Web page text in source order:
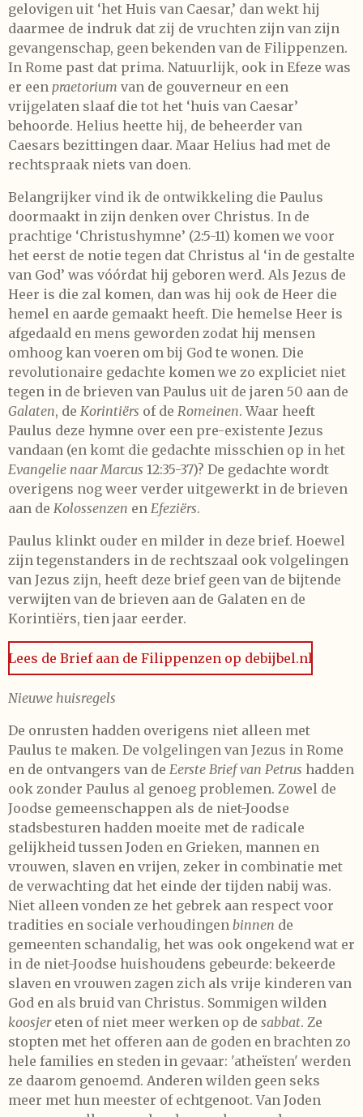
gelovigen uit ‘het Huis van Caesar,’ dan wekt hij
daarmee de indruk dat zij de vruchten zijn van zijn
gevangenschap, geen bekenden van de Filippenzen.
In Rome past dat prima. Natuurlijk, ook in Efeze was
er een praetorium van de gouverneur en een
vrijgelaten slaaf die tot het ‘huis van Caesar’
behoorde. Helius heette hij, de beheerder van
Caesars bezittingen daar. Maar Helius had met de
rechtspraak niets van doen.
Belangrijker vind ik de ontwikkeling die Paulus
doormaakt in zijn denken over Christus. In de
prachtige ‘Christushymne’ (2:5-11) komen we voor
het eerst de notie tegen dat Christus al ‘in de gestalte
van God’ was vóórdat hij geboren werd. Als Jezus de
Heer is die zal komen, dan was hij ook de Heer die
hemel en aarde gemaakt heeft. Die hemelse Heer is
afgedaald en mens geworden zodat hij mensen
omhoog kan voeren om bij God te wonen. Die
revolutionaire gedachte komen we zo expliciet niet
tegen in de brieven van Paulus uit de jaren 50 aan de
Galaten, de Korintiërs of de Romeinen. Waar heeft
Paulus deze hymne over een pre-existente Jezus
vandaan (en komt die gedachte misschien op in het
Evangelie naar Marcus 12:35-37)? De gedachte wordt
overigens nog weer verder uitgewerkt in de brieven
aan de Kolossenzen en Efeziërs.
Paulus klinkt ouder en milder in deze brief. Hoewel
zijn tegenstanders in de rechtszaal ook volgelingen
van Jezus zijn, heeft deze brief geen van de bijtende
verwijten van de brieven aan de Galaten en de
Korintiërs, tien jaar eerder.
Lees de Brief aan de Filippenzen op debijbel.nl
Nieuwe huisregels
De onrusten hadden overigens niet alleen met
Paulus te maken. De volgelingen van Jezus in Rome
en de ontvangers van de Eerste Brief van Petrus hadden
ook zonder Paulus al genoeg problemen. Zowel de
Joodse gemeenschappen als de niet-Joodse
stadsbesturen hadden moeite met de radicale
gelijkheid tussen Joden en Grieken, mannen en
vrouwen, slaven en vrijen, zeker in combinatie met
de verwachting dat het einde der tijden nabij was.
Niet alleen vonden ze het gebrek aan respect voor
tradities en sociale verhoudingen binnen de
gemeenten schandalig, het was ook ongekend wat er
in de niet-Joodse huishoudens gebeurde: bekeerde
slaven en vrouwen zagen zich als vrije kinderen van
God en als bruid van Christus. Sommigen wilden
koosjereten of niet meer werken op de sabbat. Ze
stopten met het offeren aan de goden en brachten zo
hele families en steden in gevaar: 'atheïsten' werden
ze daarom genoemd. Anderen wilden geen seks
meer met hun meester of echtgenoot. Van Joden